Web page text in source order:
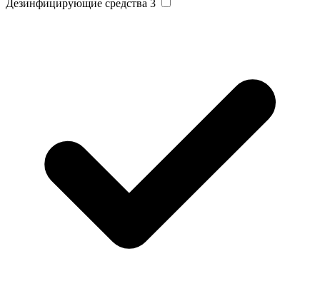
Дезинфицирующие средства 3